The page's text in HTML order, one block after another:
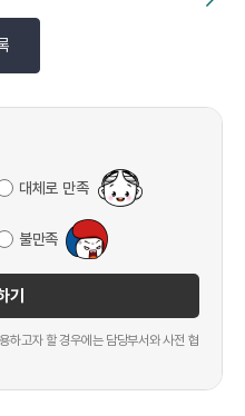
대체로 만족
불만족
기
하고자 할 경우에는 담당부서와 사전 협